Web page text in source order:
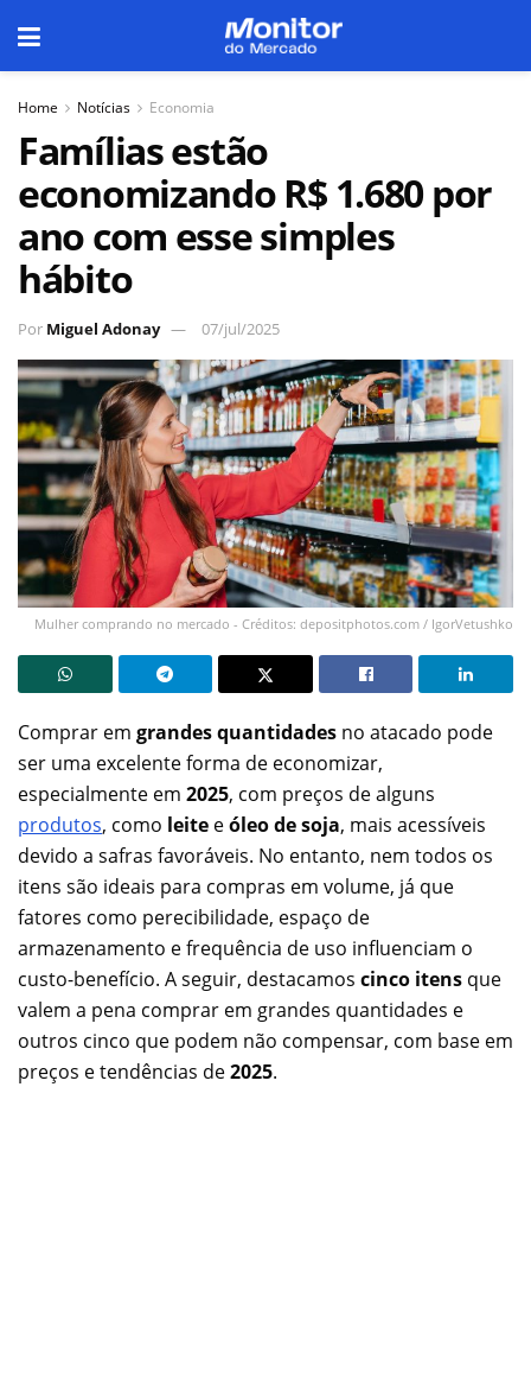
Home Notícias Economia
Famílias estão
economizando R$ 1.680 por
ano com esse simples
hábito
Por Miguel Adonay 07/jul/2025
Mulher comprando no mercado - Créditos: depositphotos.com / IgorVetushko
Comprar em grandes quantidades no atacado pode
ser uma excelente forma de economizar,
especialmente em 2025, com preços de alguns
produtos, como leite eóleo de soja, mais acessíveis
devido a safras favoráveis. No entanto, nem todos os
itens são ideais para compras em volume, já que
fatores como perecibilidade, espaço de
armazenamento e frequência de uso influenciam o
custo-benefício. A seguir, destacamos cinco itens que
valem a pena comprar em grandes quantidades e
outros cinco que podem não compensar, com base em
preços e tendências de2025.